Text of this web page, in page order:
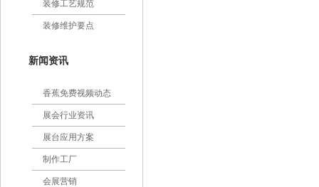
装修工艺规范
装修维护要点
新闻资讯
香蕉免费视频动态
展会行业资讯
展台应用方案
制作工厂
会展营销